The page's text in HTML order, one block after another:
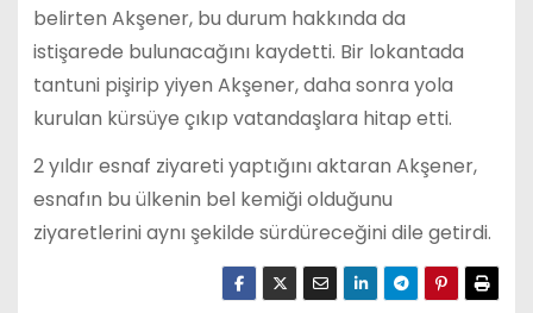
belirten Akşener, bu durum hakkında da
istişarede bulunacağını kaydetti. Bir lokantada
tantuni pişirip yiyen Akşener, daha sonra yola
kurulan kürsüye çıkıp vatandaşlara hitap etti.
2 yıldır esnaf ziyareti yaptığını aktaran Akşener,
esnafın bu ülkenin bel kemiği olduğunu
ziyaretlerini aynı şekilde sürdüreceğini dile getirdi.